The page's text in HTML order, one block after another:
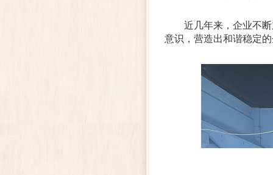
近几年来，企业不
意识，营造出和谐稳定